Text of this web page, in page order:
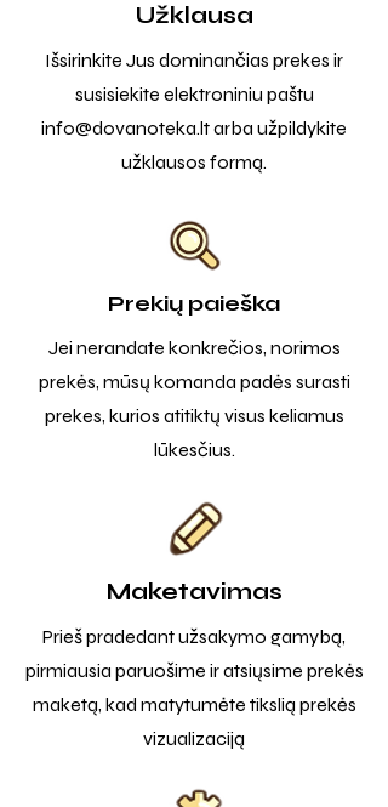
Užklausa
Išsirinkite Jus dominančias prekes ir
susisiekite elektroniniu paštu
info@dovanoteka.ltarba užpildykite
užklausos formą.
Prekių paieška
Jei nerandate konkrečios, norimos
prekės, mūsų komanda padės surasti
prekes, kurios atitiktų visus keliamus
lūkesčius.
Maketavimas
Prieš pradedant užsakymo gamybą,
pirmiausia paruošime ir atsiųsime prekės
maketą, kad matytumėte tikslią prekės
vizualizaciją